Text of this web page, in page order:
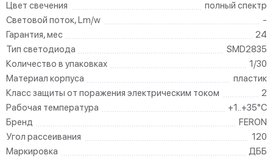
Цвет свечения
полный спектр
Световой поток, Lm/w
-
Гарантия, мес
24
Тип светодиода
SMD2835
Количество в упаковках
1/30
Материал корпуса
пластик
Класс защиты от поражения электрическим током
2
Рабочая температура
+1..+35°C
Бренд
FERON
Угол рассеивания
120
Маркировка
ДББ